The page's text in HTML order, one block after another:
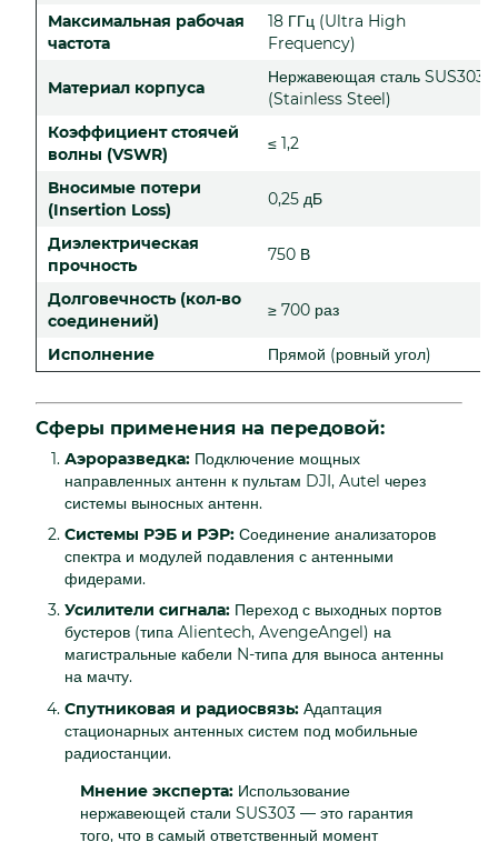
Максимальная рабочая
частота
18 ГГц (Ultra High
Frequency)
Материал корпуса
Нержавеющая сталь SUS303
(Stainless Steel)
Коэффициент стоячей
волны (VSWR)
≤ 1,2
Вносимые потери
(Insertion Loss)
0,25 дБ
Диэлектрическая
прочность
750 В
Долговечность (кол-во
соединений)
≥ 700 раз
Исполнение Прямой (ровный угол)
Сферы применения на передовой:
Аэроразведка: Подключение мощных
направленных антенн к пультам DJI, Autel через
системы выносных антенн.
Системы РЭБ и РЭР: Соединение анализаторов
спектра и модулей подавления с антенными
фидерами.
Усилители сигнала: Переход с выходных портов
бустеров (типа Alientech, AvengeAngel) на
магистральные кабели N-типа для выноса антенны
на мачту.
Спутниковая и радиосвязь: Адаптация
стационарных антенных систем под мобильные
радиостанции.
Мнение эксперта: Использование
нержавеющей стали SUS303 — это гарантия
того, что в самый ответственный момент